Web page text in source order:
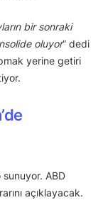
bir sonraki
oluyor” dedi
yerine getiri
sunuyor. ABD
açıklayacak.